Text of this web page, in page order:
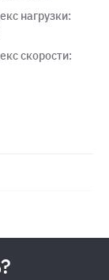
нагрузки:
скорости: